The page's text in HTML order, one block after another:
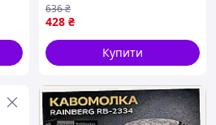
Nes22/Q
428 ₴
636₴
Купити